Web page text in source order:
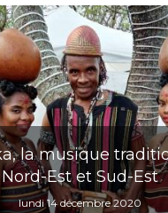
la musique
Nord-Est et Sud-Est
lundi 14 décembre 2020